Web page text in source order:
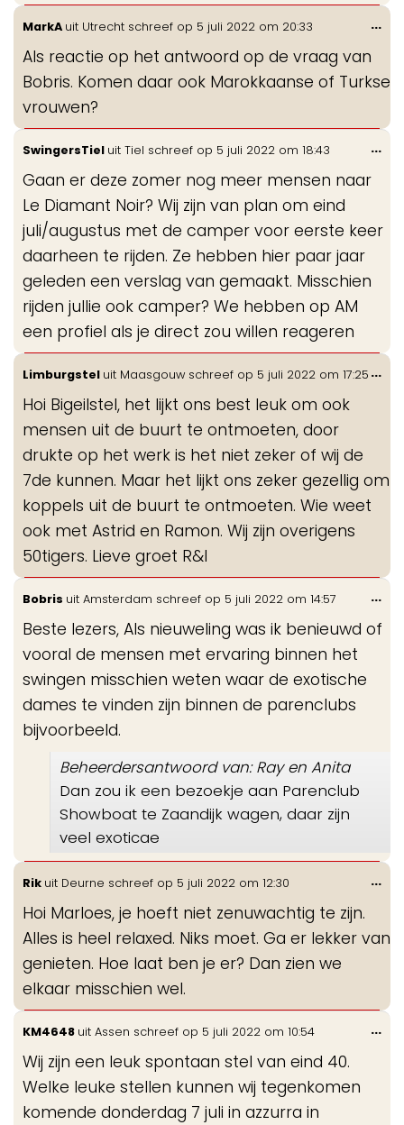
MarkA uit Utrecht schreef op 5 juli 2022 om 20:33
Als reactie op het antwoord op de vraag van
Bobris. Komen daar ook Marokkaanse of Turkse
vrouwen?
...
SwingersTiel uit Tiel schreef op 5 juli 2022 om 18:43
Gaan er deze zomer nog meer mensen naar
Le Diamant Noir? Wij zijn van plan om eind
juli/augustus met de camper voor eerste keer
daarheen te rijden. Ze hebben hier paar jaar
geleden een verslag van gemaakt. Misschien
rijden jullie ook camper? We hebben op AM
een profiel als je direct zou willen reageren
...
Limburgstel uit Maasgouw schreef op 5 juli 2022 om 17:25
Hoi Bigeilstel, het lijkt ons best leuk om ook
mensen uit de buurt te ontmoeten, door
drukte op het werk is het niet zeker of wij de
7de kunnen. Maar het lijkt ons zeker gezellig om
koppels uit de buurt te ontmoeten. Wie weet
ook met Astrid en Ramon. Wij zijn overigens
50tigers. Lieve groet R&I
...
Bobris uit Amsterdam schreef op 5 juli 2022 om 14:57
Beste lezers, Als nieuweling was ik benieuwd of
vooral de mensen met ervaring binnen het
swingen misschien weten waar de exotische
dames te vinden zijn binnen de parenclubs
bijvoorbeeld.
Beheerdersantwoord van: Ray en Anita
Dan zou ik een bezoekje aan Parenclub
Showboat te Zaandijk wagen, daar zijn
veel exoticae
...
Rik uit Deurne schreef op 5 juli 2022 om 12:30
Hoi Marloes, je hoeft niet zenuwachtig te zijn.
Alles is heel relaxed. Niks moet. Ga er lekker van
genieten. Hoe laat ben je er? Dan zien we
elkaar misschien wel.
...
KM4648 uit Assen schreef op 5 juli 2022 om 10:54
Wij zijn een leuk spontaan stel van eind 40.
Welke leuke stellen kunnen wij tegenkomen
komende donderdag 7 juli in azzurra in
...